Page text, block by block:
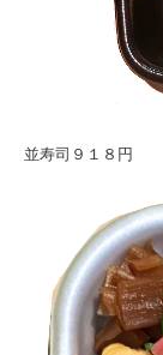
並寿司９１８円